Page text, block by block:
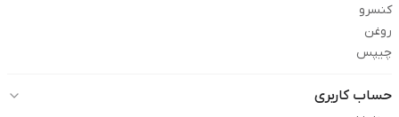
کنسرو
روغن
چیپس
حساب کاربری